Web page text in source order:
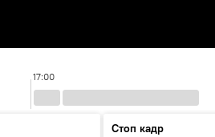
17:00
Стоп кадр